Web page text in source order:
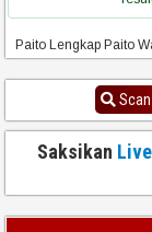
Paito Lengkap Paito
Saksikan